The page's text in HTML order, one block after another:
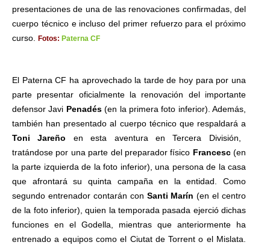
presentaciones de una de las renovaciones confirmadas, del
cuerpo técnico e incluso del primer refuerzo para el próximo
curso.
Fotos: Paterna CF
El Paterna CF ha aprovechado la tarde de hoy para por una
parte presentar oficialmente la renovación del importante
defensor Javi Penadés(en la primera foto inferior). Además,
también han presentado al cuerpo técnico que respaldará a
Toni Jareño en esta aventura en Tercera División,
tratándose por una parte del preparador físico Francesc (en
la parte izquierda de la foto inferior), una persona de la casa
que afrontará su quinta campaña en la entidad. Como
segundo entrenador contarán con Santi Marín (en el centro
de la foto inferior), quien la temporada pasada ejerció dichas
funciones en el Godella, mientras que anteriormente ha
entrenado a equipos como el Ciutat de Torrent o el Mislata.